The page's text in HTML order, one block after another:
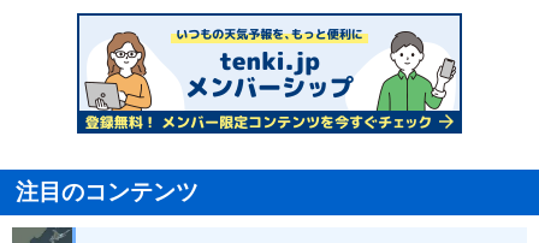
注目のコンテンツ